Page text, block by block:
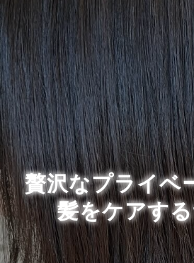
贅沢なプライベ
髪をケアす